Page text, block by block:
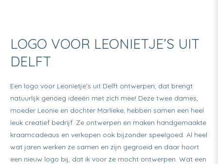
LOGO VOOR LEONIETJE’S UIT
DELFT
Een logo voor Leonietje’s uit Delft ontwerpen, dat brengt
natuurlijk genóeg ideeën met zich mee! Deze twee dames,
moeder Leonie en dochter Marlieke, hebben samen een heel
leuk creatief bedrijf. Ze ontwerpen en maken handgemaakte
kraamcadeaus en verkopen ook bijzonder speelgoed. Al heel
wat jaren werken ze samen en zijn gegroeid en daar hoort
een nieuw logo bij, dat ik voor ze mocht ontwerpen. Wat een